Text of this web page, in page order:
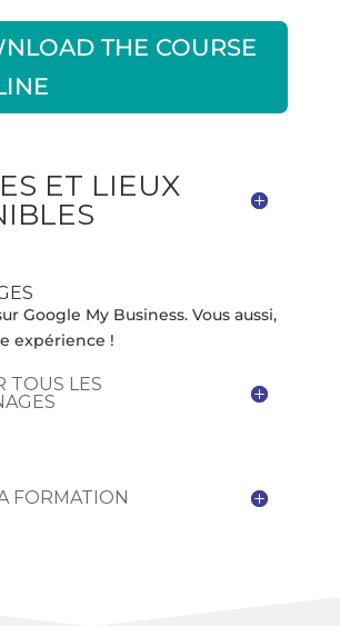
THE COURSE
ET LIEUX
sur Google My Business. Vous aussi,
expérience !
TOUS LES
FORMATION